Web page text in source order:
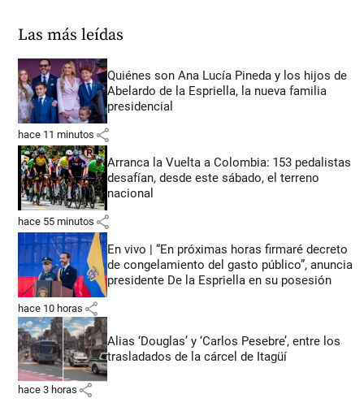
Las más leídas
Quiénes son Ana Lucía Pineda y los hijos de
Abelardo de la Espriella, la nueva familia
presidencial
hace 11 minutos share
Arranca la Vuelta a Colombia: 153 pedalistas
desafían, desde este sábado, el terreno
nacional
hace 55 minutos share
En vivo | “En próximas horas firmaré decreto
de congelamiento del gasto público”, anuncia
presidente De la Espriella en su posesión
hace 10 horas share
Alias ‘Douglas’ y ‘Carlos Pesebre’, entre los
trasladados de la cárcel de Itagüí
hace 3 horas share